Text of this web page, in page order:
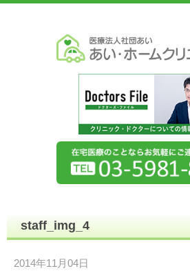
staff_img_4
2014年11月04日